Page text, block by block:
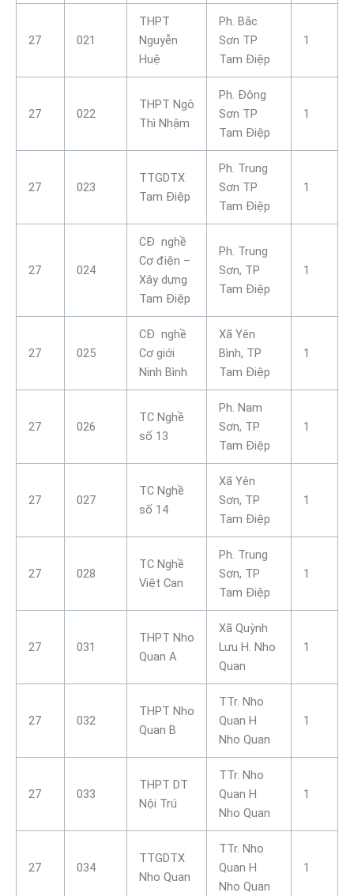
27 021
THPT
Nguyễn
Huệ
Ph. Bắc
Sơn TP
Tam Điệp
1
27 022
THPT Ngô
Thì Nhậm
Ph. Đông
Sơn TP
Tam Điệp
1
27 023
TTGDTX
Tam Điệp
Ph. Trung
Sơn TP
Tam Điệp
1
27 024
CĐ nghề
Cơ điện –
Xây dựng
Tam Điệp
Ph. Trung
Sơn, TP
Tam Điệp
1
27 025
CĐ nghề
Cơ giới
Ninh Bình
Xã Yên
Bình, TP
Tam Điệp
1
27 026
TC Nghề
số 13
Ph. Nam
Sơn, TP
Tam Điệp
1
27 027
TC Nghề
số 14
Xã Yên
Sơn, TP
Tam Điệp
1
27 028
TC Nghề
Việt Can
Ph. Trung
Sơn, TP
Tam Điệp
1
27 031
THPT Nho
Quan A
Xã Quỳnh
Lưu H. Nho
Quan
1
27 032
THPT Nho
Quan B
TTr. Nho
Quan H
Nho Quan
1
27 033
THPT DT
Nội Trú
TTr. Nho
Quan H
Nho Quan
1
27 034
TTGDTX
Nho Quan
TTr. Nho
Quan H
Nho Quan
1